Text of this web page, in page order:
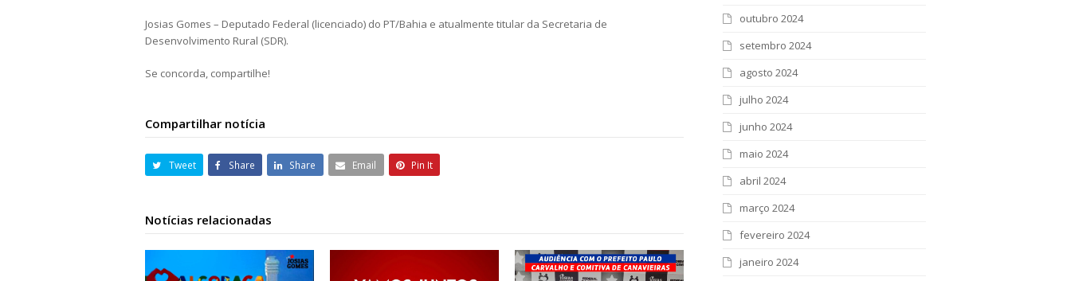
Josias Gomes – Deputado Federal (licenciado) do PT/Bahia e atualmente titular da Secretaria de
Desenvolvimento Rural (SDR).
Se concorda, compartilhe!
Compartilhar notícia
Tweet Share Share Email Pin It
Notícias relacionadas
outubro 2024
setembro 2024
agosto 2024
julho 2024
junho 2024
maio 2024
abril 2024
março 2024
fevereiro 2024
janeiro 2024